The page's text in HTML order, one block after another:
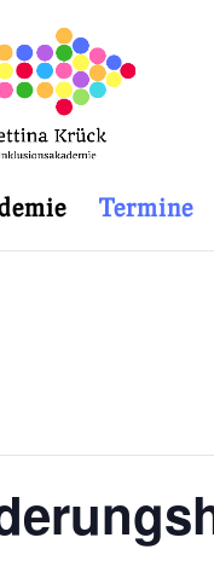
Termine